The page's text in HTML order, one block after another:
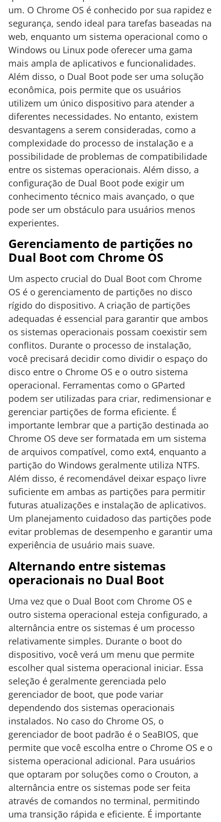
um. O Chrome OS é conhecido por sua rapidez e
segurança, sendo ideal para tarefas baseadas na
web, enquanto um sistema operacional como o
Windows ou Linux pode oferecer uma gama
mais ampla de aplicativos e funcionalidades.
Além disso, o Dual Boot pode ser uma solução
econômica, pois permite que os usuários
utilizem um único dispositivo para atender a
diferentes necessidades. No entanto, existem
desvantagens a serem consideradas, como a
complexidade do processo de instalação e a
possibilidade de problemas de compatibilidade
entre os sistemas operacionais. Além disso, a
configuração de Dual Boot pode exigir um
conhecimento técnico mais avançado, o que
pode ser um obstáculo para usuários menos
experientes.
Gerenciamento de partições no
Dual Boot com Chrome OS
Um aspecto crucial do Dual Boot com Chrome
OS é o gerenciamento de partições no disco
rígido do dispositivo. A criação de partições
adequadas é essencial para garantir que ambos
os sistemas operacionais possam coexistir sem
conflitos. Durante o processo de instalação,
você precisará decidir como dividir o espaço do
disco entre o Chrome OS e o outro sistema
operacional. Ferramentas como o GParted
podem ser utilizadas para criar, redimensionar e
gerenciar partições de forma eficiente. É
importante lembrar que a partição destinada ao
Chrome OS deve ser formatada em um sistema
de arquivos compatível, como ext4, enquanto a
partição do Windows geralmente utiliza NTFS.
Além disso, é recomendável deixar espaço livre
suficiente em ambas as partições para permitir
futuras atualizações e instalação de aplicativos.
Um planejamento cuidadoso das partições pode
evitar problemas de desempenho e garantir uma
experiência de usuário mais suave.
Alternando entre sistemas
operacionais no Dual Boot
Uma vez que o Dual Boot com Chrome OS e
outro sistema operacional esteja configurado, a
alternância entre os sistemas é um processo
relativamente simples. Durante o boot do
dispositivo, você verá um menu que permite
escolher qual sistema operacional iniciar. Essa
seleção é geralmente gerenciada pelo
gerenciador de boot, que pode variar
dependendo dos sistemas operacionais
instalados. No caso do Chrome OS, o
gerenciador de boot padrão é o SeaBIOS, que
permite que você escolha entre o Chrome OS e o
sistema operacional adicional. Para usuários
que optaram por soluções como o Crouton, a
alternância entre os sistemas pode ser feita
através de comandos no terminal, permitindo
uma transição rápida e eficiente. É importante